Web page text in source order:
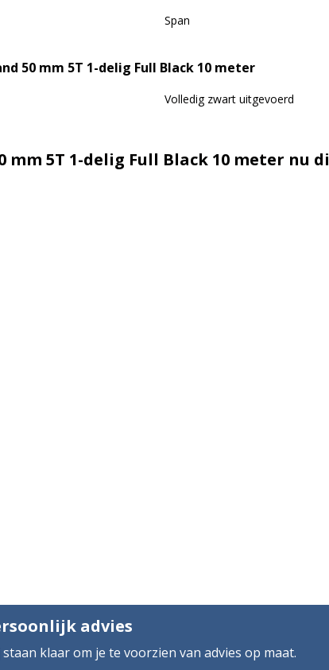
Span
50 mm 5T 1-delig Full Black 10 meter
Volledig zwart uitgevoerd
mm 5T 1-delig Full Black 10 meter nu
advies
staan klaar om je te voorzien van advies op maat.